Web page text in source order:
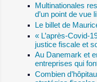
Multinationales
d’un point de vue
Le billet de
« L’après-Covid-
justice fiscale et
Au Danemark et
entreprises qui
Combien